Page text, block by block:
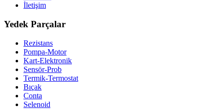
İletişim
Yedek Parçalar
Rezistans
Pompa-Motor
Kart-Elektronik
Sensör-Prob
Termik-Termostat
Bıçak
Conta
Selenoid